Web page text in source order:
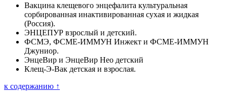
Вакцина клещевого энцефалита культуральная
сорбированная инактивированная сухая и жидкая
(Россия).
ЭНЦЕПУР взрослый и детский.
ФСМЭ, ФСМЕ-ИММУН Инжект и ФСМЕ-ИММУН
Джуниор.
ЭнцеВир и ЭнцеВир Нео детский
Клещ-Э-Вак детская и взрослая.
к содержанию ↑